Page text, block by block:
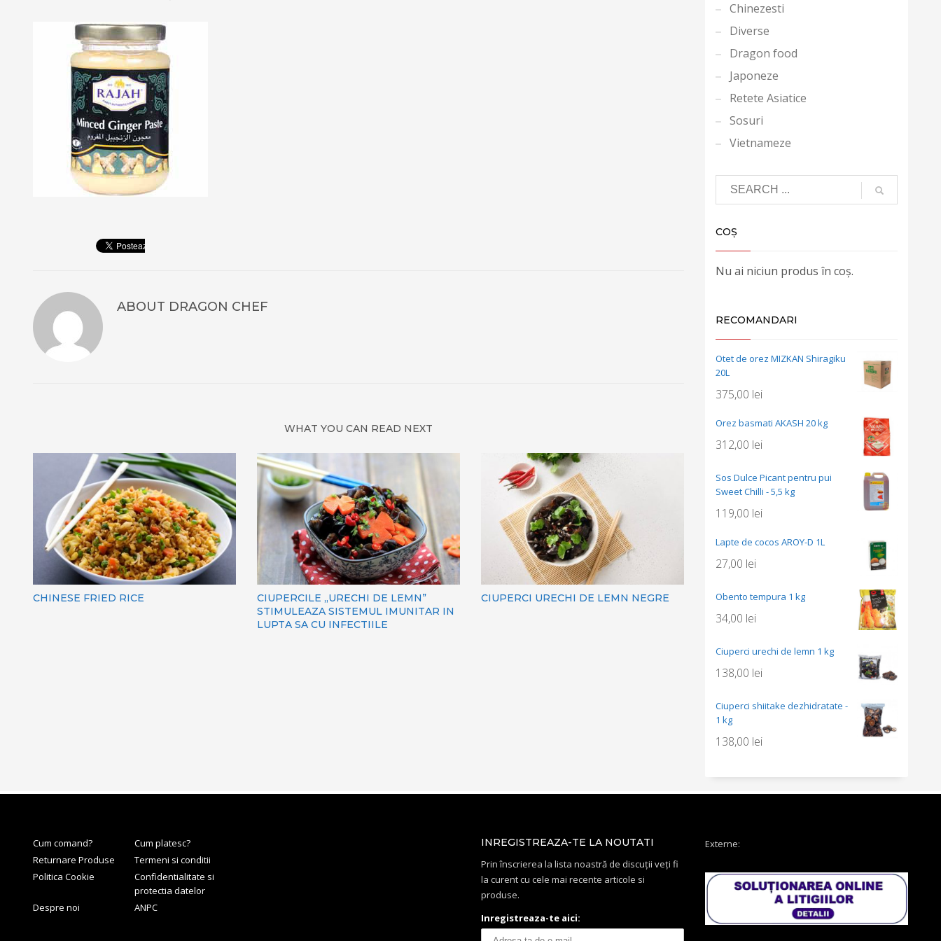
ABOUT DRAGON CHEF
WHAT YOU CAN READ NEXT
CHINESE FRIED RICE
CIUPERCILE „URECHI DE LEMN”
STIMULEAZA SISTEMUL IMUNITAR IN
LUPTA SA CU INFECTIILE
CIUPERCI URECHI DE LEMN NEGRE
Chinezesti
Diverse
Dragon food
Japoneze
Retete Asiatice
Sosuri
Vietnameze
COȘ
Nu ai niciun produs în coș.
RECOMANDARI
Otet de orez MIZKAN Shiragiku
20L
375,00 lei
Orez basmati AKASH 20 kg
312,00 lei
Sos Dulce Picant pentru pui
Sweet Chilli - 5,5 kg
119,00 lei
Lapte de cocos AROY-D 1L
27,00 lei
Obento tempura 1 kg
34,00 lei
Ciuperci urechi de lemn 1 kg
138,00 lei
Ciuperci shiitake dezhidratate -
1 kg
138,00 lei
Cum comand?
Cum platesc?
Returnare Produse
Termeni si conditii
Politica Cookie
Confidentialitate si
protectia datelor
Despre noi
ANPC
INREGISTREAZA-TE LA NOUTATI
Prin înscrierea la lista noastră de discuții veți fi
la curent cu cele mai recente articole si
produse.
Inregistreaza-te aici:
Externe: